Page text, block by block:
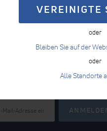
VEREINIGTE
oder
Bleiben Sie auf der
oder
Alle Standorte